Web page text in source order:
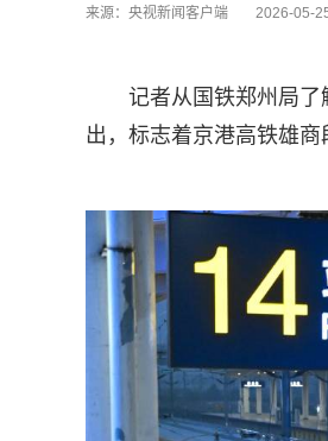
来源：央视新闻客户端 2026-05-
记者从国铁郑州局
出，标志着京港高铁雄